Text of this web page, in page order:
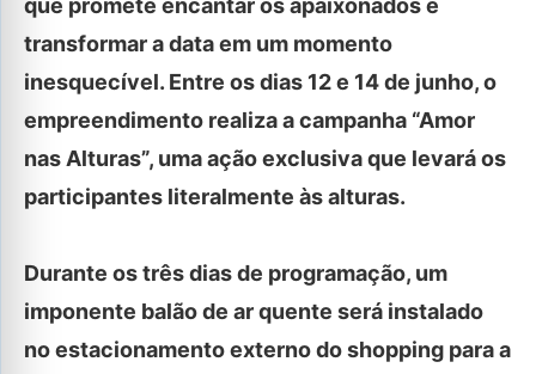
que promete encantar os apaixonados e
transformar a data em um momento
inesquecível. Entre os dias 12 e 14 de junho, o
empreendimento realiza a campanha “Amor
nas Alturas”, uma ação exclusiva que levará os
participantes literalmente às alturas.
Durante os três dias de programação, um
imponente balão de ar quente será instalado
no estacionamento externo do shopping para a